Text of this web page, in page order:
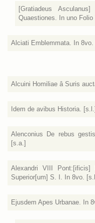
[Gratiadeus
Quaestiones. In uno
Alciati Emblemmata. In
Alcuini Homiliae â Suris
Idem de avibus Historia.
Alenconius De rebus
[s.a.]
Alexandri VIII Pont:[ificis]
Superior[um] S. I. In 8vo.
Ejusdem Apes Urbanae. In